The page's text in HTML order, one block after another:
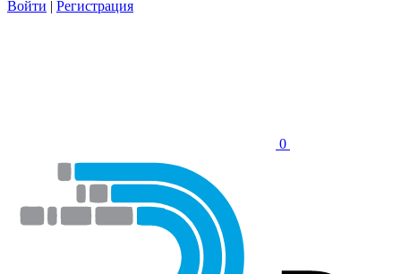
Войти | Регистрация
0